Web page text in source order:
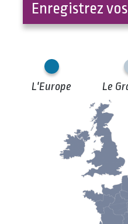
Enregistrez
L'Europe Le